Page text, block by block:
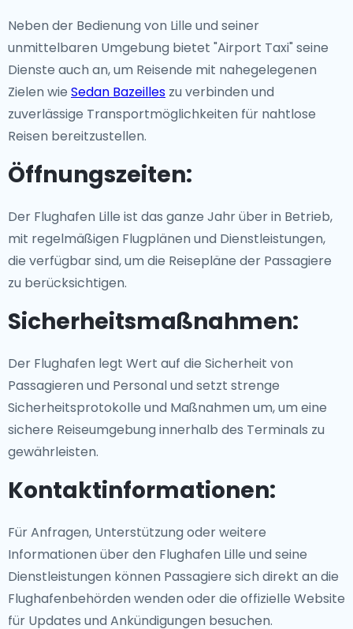
Neben der Bedienung von Lille und seiner
unmittelbaren Umgebung bietet "Airport Taxi" seine
Dienste auch an, um Reisende mit nahegelegenen
Zielen wie Sedan Bazeilles zu verbinden und
zuverlässige Transportmöglichkeiten für nahtlose
Reisen bereitzustellen.
Öffnungszeiten:
Der Flughafen Lille ist das ganze Jahr über in Betrieb,
mit regelmäßigen Flugplänen und Dienstleistungen,
die verfügbar sind, um die Reisepläne der Passagiere
zu berücksichtigen.
Sicherheitsmaßnahmen:
Der Flughafen legt Wert auf die Sicherheit von
Passagieren und Personal und setzt strenge
Sicherheitsprotokolle und Maßnahmen um, um eine
sichere Reiseumgebung innerhalb des Terminals zu
gewährleisten.
Kontaktinformationen:
Für Anfragen, Unterstützung oder weitere
Informationen über den Flughafen Lille und seine
Dienstleistungen können Passagiere sich direkt an die
Flughafenbehörden wenden oder die offizielle Website
für Updates und Ankündigungen besuchen.